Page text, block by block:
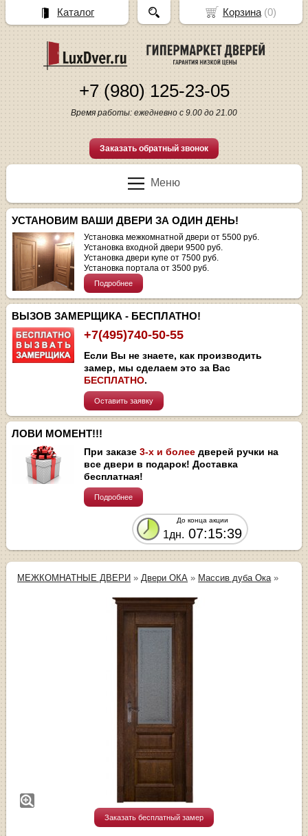
+7 (980) 125-23-05
Время работы: ежедневно с 9.00 до 21.00
Заказать обратный звонок
Меню
УСТАНОВИМ ВАШИ ДВЕРИ ЗА ОДИН ДЕНЬ!
Установка межкомнатной двери от 5500 руб.
Установка входной двери 9500 руб.
Установка двери купе от 7500 руб.
Установка портала от 3500 руб.
Подробнее
ВЫЗОВ ЗАМЕРЩИКА - БЕСПЛАТНО!
+7(495)740-50-55
Если Вы не знаете, как производить
замер, мы сделаем это за Вас
БЕСПЛАТНО.
Оставить заявку
ЛОВИ МОМЕНТ!!!
При заказе3-х и более дверей ручки на
все двери в подарок! Доставка
бесплатная!
Подробнее
До конца акции
1дн. 07:15:39
МЕЖКОМНАТНЫЕ ДВЕРИ » Двери ОКА » Массив дуба Ока »
Заказать бесплатный замер
Корзина(0)
Каталог